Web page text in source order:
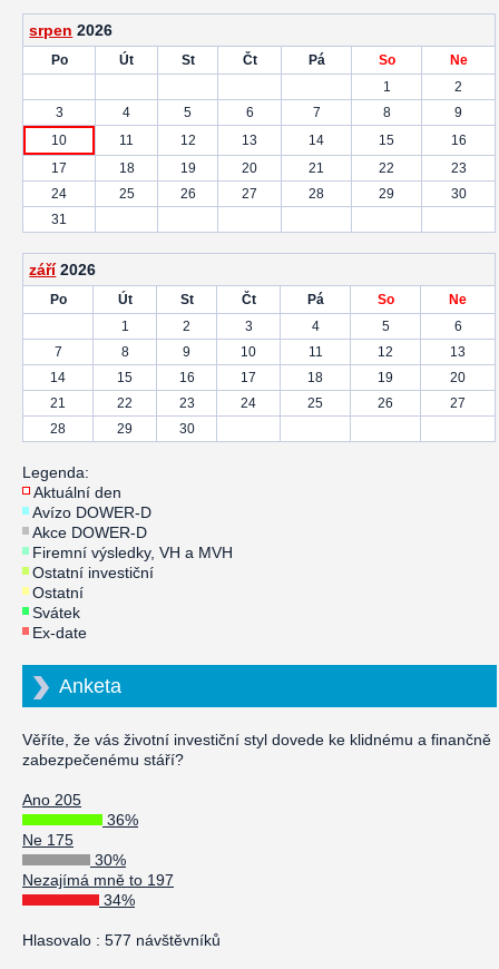
srpen 2026
Po Út St Čt Pá So
Ne
1
2
3
4 5 6 7 8
9
10
11 12 13 14 15
16
17
18 19 20 21 22
23
24
25 26 27 28 29
30
31
září 2026
Po Út St Čt Pá So
Ne
1
2 3 4 5
6
7
8 9 10 11 12
13
14
15 16 17 18 19
20
21
22 23 24 25 26
27
28
29 30
Legenda:
Aktuální den
Avízo DOWER-D
Akce DOWER-D
Firemní výsledky, VH a MVH
Ostatní investiční
Ostatní
Svátek
Ex-date
Anketa
Věříte, že vás životní investiční styl dovede ke klidnému a finančně
zabezpečenému stáří?
Ano 205
36%
Ne 175
30%
Nezajímá mně to 197
34%
Hlasovalo : 577 návštěvníků